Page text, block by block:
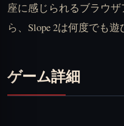
座に感じられるブラウ
ら、Slope 2は何度でも
ゲーム詳細